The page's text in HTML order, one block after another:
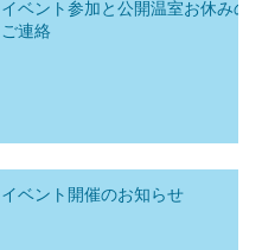
イベント参加と公開温室お休みの
ご連絡
イベント開催のお知らせ